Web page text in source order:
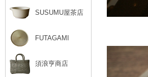
SUSUMU屋茶店
FUTAGAMI
須浪亨商店